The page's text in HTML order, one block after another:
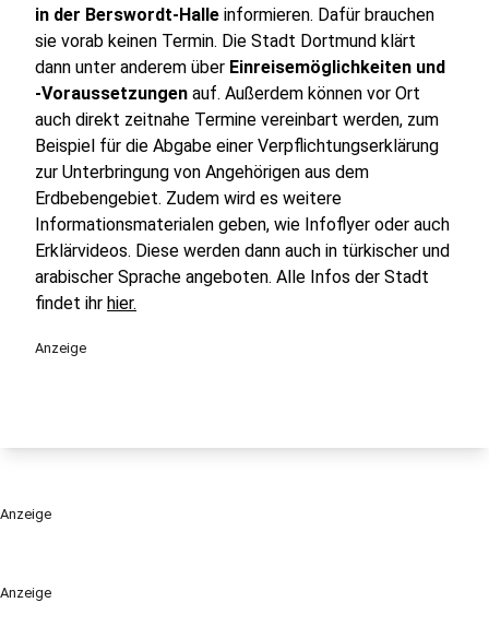
Anzeige
in der Berswordt-Halle informieren. Dafür brauchen
sie vorab keinen Termin. Die Stadt Dortmund klärt
dann unter anderem über Einreisemöglichkeiten und
-Voraussetzungen auf. Außerdem können vor Ort
auch direkt zeitnahe Termine vereinbart werden, zum
Beispiel für die Abgabe einer Verpflichtungserklärung
zur Unterbringung von Angehörigen aus dem
Erdbebengebiet. Zudem wird es weitere
Informationsmaterialen geben, wie Infoflyer oder auch
Erklärvideos. Diese werden dann auch in türkischer und
arabischer Sprache angeboten. Alle Infos der Stadt
findet ihr hier.
Anzeige
Anzeige